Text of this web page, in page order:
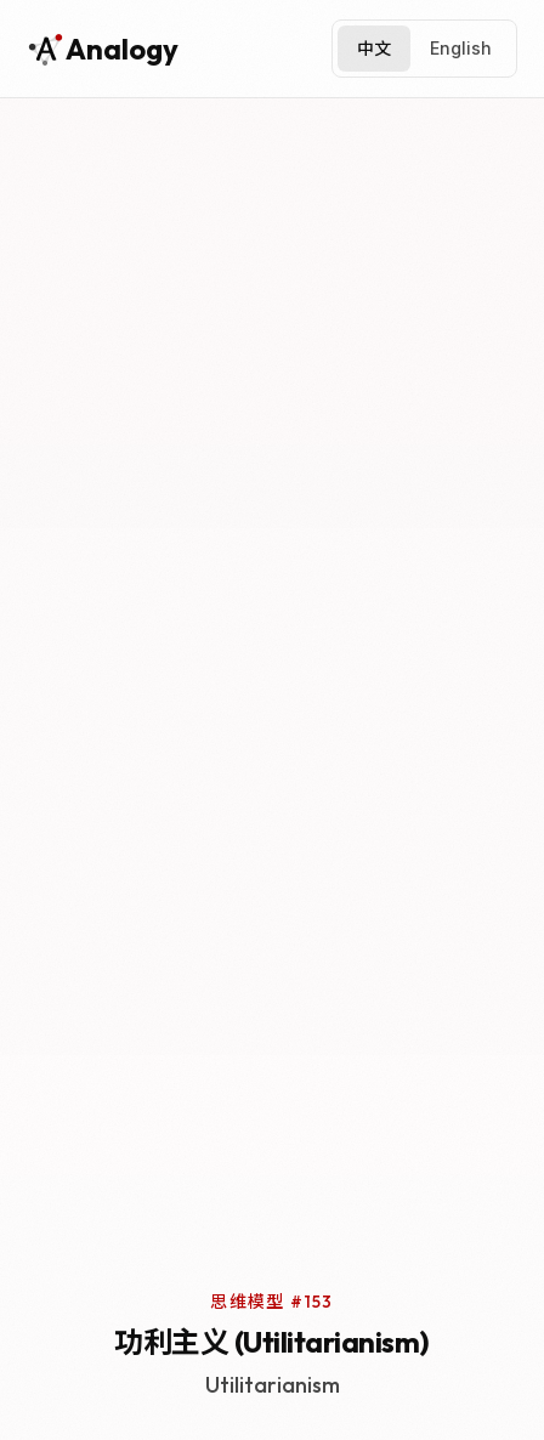
Analogy 中文 English
思维模型 #153
功利主义 (Utilitarianism)
Utilitarianism